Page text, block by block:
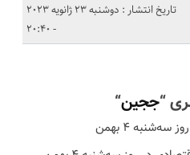
تاریخ انتشار : دوشنبه 23 ژانویه 2023
- 20:40
“ججین“